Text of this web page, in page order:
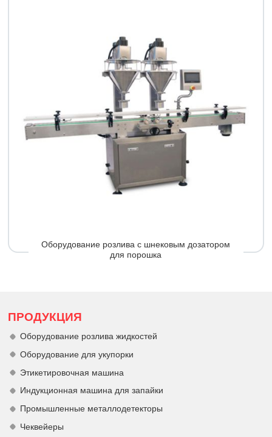
Оборудование розлива с шнековым дозатором
для порошка
ПРОДУКЦИЯ
Оборудование розлива жидкостей
Оборудование для укупорки
Этикетировочная машина
Индукционная машина для запайки
Промышленные металлодетекторы
Чеквейеры